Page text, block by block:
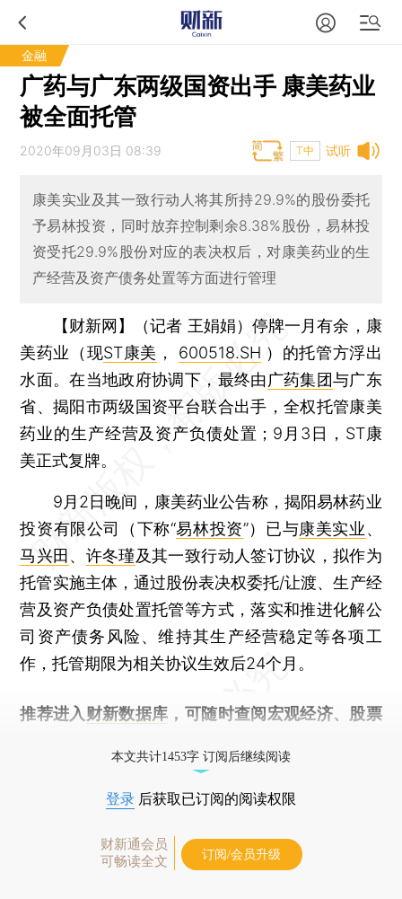
金融
广药与广东两级国资出手 康美药业
被全面托管
试听
2020年09月03日 08:39 T中
康美实业及其一致行动人将其所持29.9%的股份委托
予易林投资，同时放弃控制剩余8.38%股份，易林投
资受托29.9%股份对应的表决权后，对康美药业的生
产经营及资产债务处置等方面进行管理
【财新网】（记者 王娟娟） 停牌一月有余，康
美药业（现ST康美 ， 600518.SH ）的托管方浮出
水面。在当地政府协调下，最终由广药集团与广东
省、揭阳市两级国资平台联合出手，全权托管康美
药业的生产经营及资产负债处置；9月3日，ST康
美正式复牌。
9月2日晚间，康美药业公告称，揭阳易林药业
投资有限公司（下称“易林投资”）已与康美实业、
马兴田 、 许冬瑾及其一致行动人签订协议，拟作为
托管实施主体，通过股份表决权委托/让渡、生产经
营及资产负债处置托管等方式，落实和推进化解公
司资产债务风险、维持其生产经营稳定等各项工
作，托管期限为相关协议生效后24个月。
推荐进入 财新数据库 ，可随时查阅宏观经济、股票
本文共计1453字 订阅后继续阅读
登录 后获取已订阅的阅读权限
财新通会员
可畅读全文
订阅/会员升级